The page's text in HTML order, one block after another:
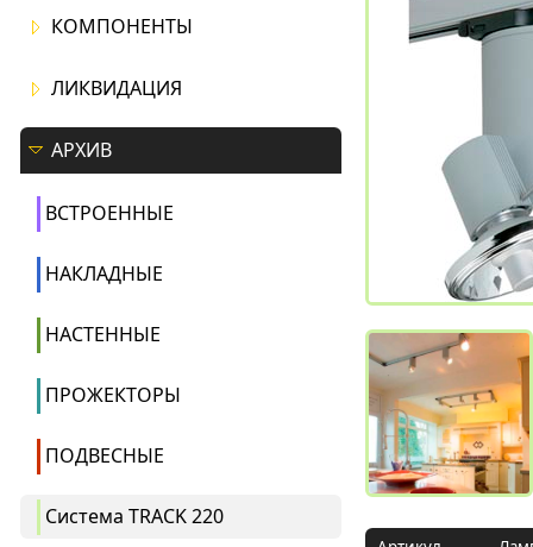
КОМПОНЕНТЫ
ЛИКВИДАЦИЯ
АРХИВ
ВСТРОЕННЫЕ
НАКЛАДНЫЕ
НАСТЕННЫЕ
ПРОЖЕКТОРЫ
ПОДВЕСНЫЕ
Система TRACK 220